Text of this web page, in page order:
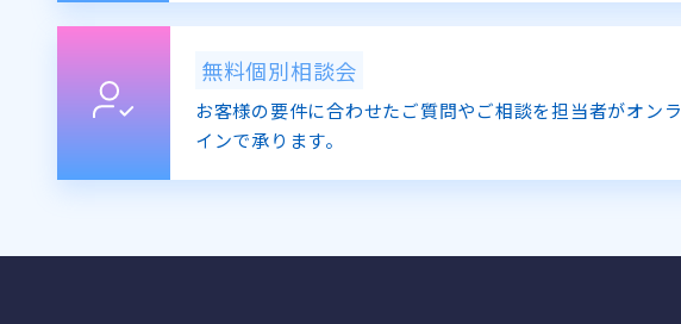
無料個別相談会
お客様の要件に合わせたご質問やご相談を担当者がオンラ
インで承ります。